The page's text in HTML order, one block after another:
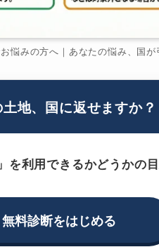
悩みの方へ｜あなたの悩み、国が
地、国に返せますか？
を利用できるかどうかの
無料診断をはじめる